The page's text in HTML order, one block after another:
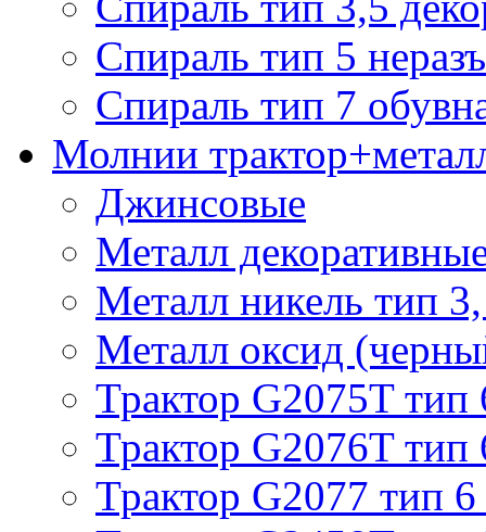
Спираль тип 5
Спираль тип 7
Молнии
Джинсовые
Металл
Металл никель тип
Металл оксид
Трактор G2075T тип
Трактор G2076T тип
Трактор G2077 тип 6